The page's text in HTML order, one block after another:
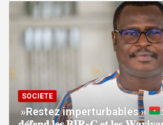
SOCIETE
»Restez imperturbables »